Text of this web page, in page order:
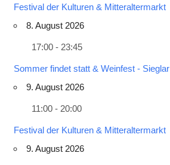
Festival der Kulturen & Mitteraltermarkt
8. August 2026
17:00 - 23:45
Sommer findet statt & Weinfest - Sieglar
9. August 2026
11:00 - 20:00
Festival der Kulturen & Mitteraltermarkt
9. August 2026